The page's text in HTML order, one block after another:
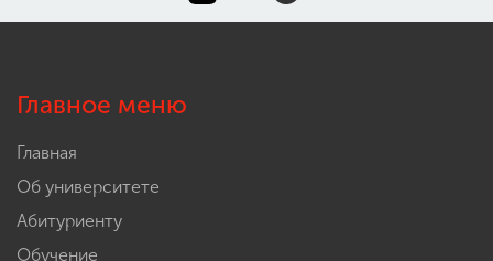
Главное меню
Главная
Об университете
Абитуриенту
Обучение